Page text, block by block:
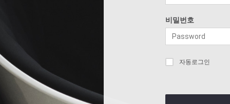
비밀번호
자동로그인